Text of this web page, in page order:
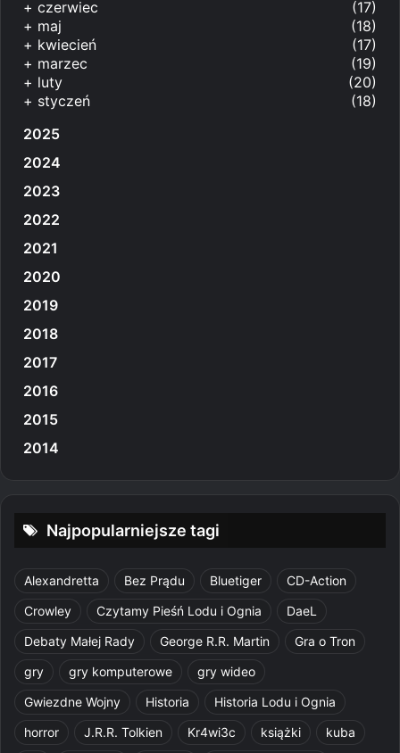
+ czerwiec
(17)
+ maj
(18)
+ kwiecień
(17)
+ marzec
(19)
+ luty
(20)
+ styczeń
(18)
2025
2024
2023
2022
2021
2020
2019
2018
2017
2016
2015
2014
Najpopularniejsze tagi
Alexandretta Bez Prądu Bluetiger
CD-Action
Crowley
Czytamy Pieśń Lodu i Ognia
DaeL
Debaty Małej Rady
George R.R. Martin
Gra o Tron
gry
gry komputerowe
gry wideo
Gwiezdne Wojny
Historia
Historia Lodu i Ognia
horror
J.R.R. Tolkien Kr4wi3c książki
kuba